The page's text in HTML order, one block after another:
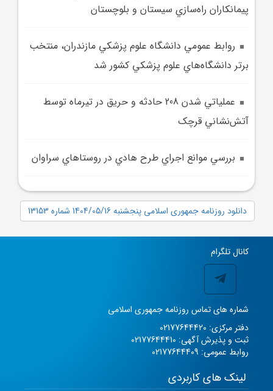
پيمانکاران راه‌سازي سيستان و بلوچستان
روابط عمومي دانشگاه علوم پزشکي مازندران، منتخب
برتر دانشگاه‌هاي علوم پزشکي کشور شد
عملياتي شدن 208 حادثه و حريق در تيرماه توسط
آتش‌نشاني قرچک
بررسي موانع اجراي طرح هادي در روستاهاي سراوان
دانلود روزنامه جمهوری اسلامی پنجشنبه 1404/05/16 شماره 13153
کانال تلگرام
شماره های تماس روزنامه جمهوری اسلامی
دفتر مرکزی: 02177644420
ثبت و پذیرش آگهی: 02177644410
روابط عمومی: 02177644409
لینک های کاربردی